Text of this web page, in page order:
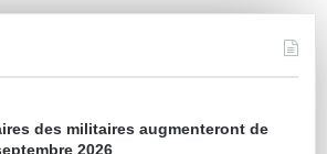
des militaires augmenteront de
2026